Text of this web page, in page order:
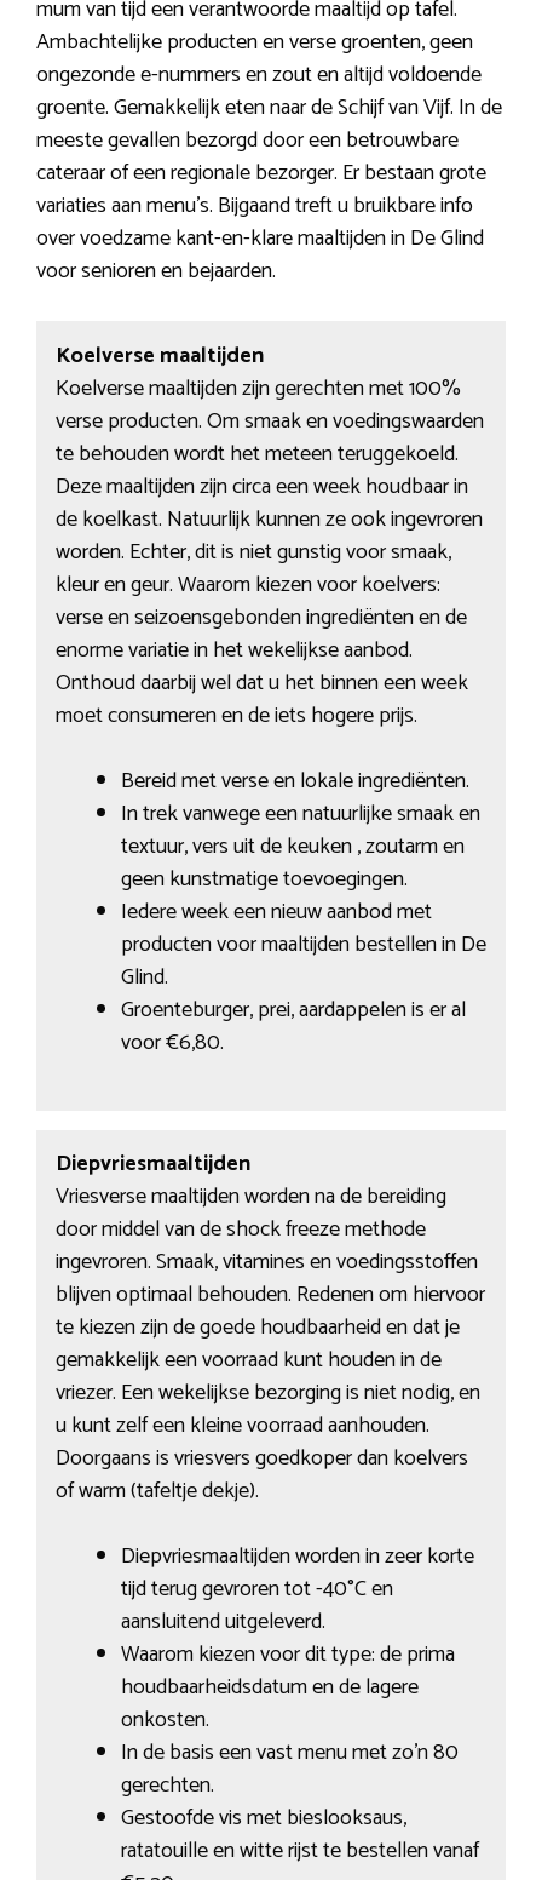
mum van tijd een verantwoorde maaltijd op tafel.
Ambachtelijke producten en verse groenten, geen
ongezonde e-nummers en zout en altijd voldoende
groente. Gemakkelijk eten naar de Schijf van Vijf. In de
meeste gevallen bezorgd door een betrouwbare
cateraar of een regionale bezorger. Er bestaan grote
variaties aan menu’s. Bijgaand treft u bruikbare info
over voedzame kant-en-klare maaltijden in De Glind
voor senioren en bejaarden.
Koelverse maaltijden
Koelverse maaltijden zijn gerechten met 100%
verse producten. Om smaak en voedingswaarden
te behouden wordt het meteen teruggekoeld.
Deze maaltijden zijn circa een week houdbaar in
de koelkast. Natuurlijk kunnen ze ook ingevroren
worden. Echter, dit is niet gunstig voor smaak,
kleur en geur. Waarom kiezen voor koelvers:
verse en seizoensgebonden ingrediënten en de
enorme variatie in het wekelijkse aanbod.
Onthoud daarbij wel dat u het binnen een week
moet consumeren en de iets hogere prijs.
Bereid met verse en lokale ingrediënten.
In trek vanwege een natuurlijke smaak en
textuur, vers uit de keuken , zoutarm en
geen kunstmatige toevoegingen.
Iedere week een nieuw aanbod met
producten voor maaltijden bestellen in De
Glind.
Groenteburger, prei, aardappelen is er al
voor €6,80.
Diepvriesmaaltijden
Vriesverse maaltijden worden na de bereiding
door middel van de shock freeze methode
ingevroren. Smaak, vitamines en voedingsstoffen
blijven optimaal behouden. Redenen om hiervoor
te kiezen zijn de goede houdbaarheid en dat je
gemakkelijk een voorraad kunt houden in de
vriezer. Een wekelijkse bezorging is niet nodig, en
u kunt zelf een kleine voorraad aanhouden.
Doorgaans is vriesvers goedkoper dan koelvers
of warm (tafeltje dekje).
Diepvriesmaaltijden worden in zeer korte
tijd terug gevroren tot -40°C en
aansluitend uitgeleverd.
Waarom kiezen voor dit type: de prima
houdbaarheidsdatum en de lagere
onkosten.
In de basis een vast menu met zo’n 80
gerechten.
Gestoofde vis met bieslooksaus,
ratatouille en witte rijst te bestellen vanaf